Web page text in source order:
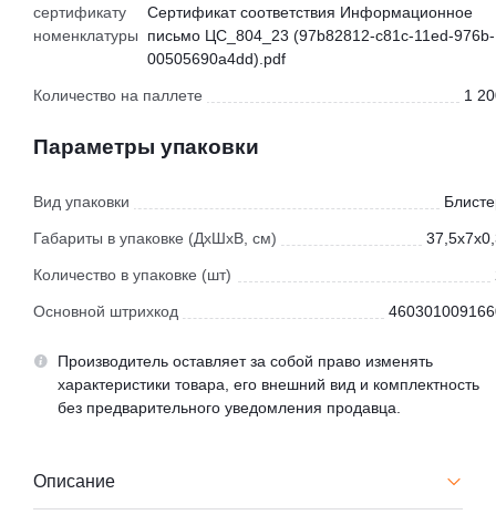
сертификату
номенклатуры
Сертификат соответствия Информационное
письмо ЦС_804_23 (97b82812-c81c-11ed-976b-
00505690a4dd).pdf
Количество на паллете 1
Параметры упаковки
Вид упаковки
Габариты в упаковке (ДхШхВ, см)
Количество в упаковке (шт)
Основной штрихкод
Производитель оставляет за собой право изменять
характеристики товара, его внешний вид и комплектность
без предварительного уведомления продавца.
Описание